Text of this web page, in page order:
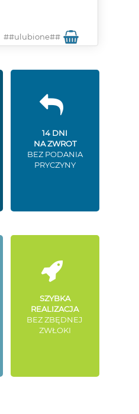
##ulubione##
14 DNI
NA ZWROT
BEZ PODANIA
PRYCZYNY
SZYBKA
REALIZACJA
BEZ ZBĘDNEJ
ZWŁOKI